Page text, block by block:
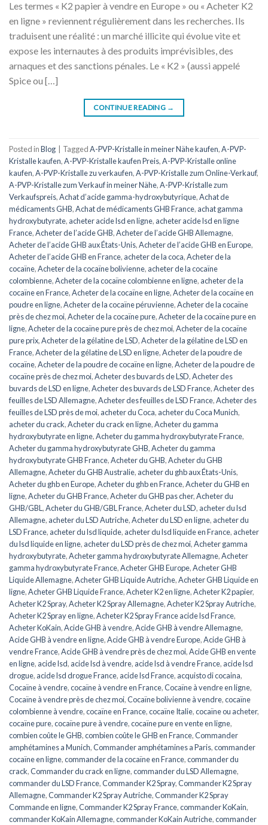
Les termes « K2 papier à vendre en Europe » ou « Acheter K2
en ligne » reviennent régulièrement dans les recherches. Ils
traduisent une réalité : un marché illicite qui évolue vite et
expose les internautes à des produits imprévisibles, des
arnaques et des sanctions pénales. Le « K2 » (aussi appelé
Spice ou […]
CONTINUE READING →
Posted inBlog | TaggedA-PVP-Kristalle in meiner Nähe kaufen,A-PVP-
Kristalle kaufen,A-PVP-Kristalle kaufen Preis,A-PVP-Kristalle online
kaufen,A-PVP-Kristalle zu verkaufen,A-PVP-Kristalle zum Online-Verkauf,
A-PVP-Kristalle zum Verkauf in meiner Nähe,A-PVP-Kristalle zum
Verkaufspreis,Achat d’acide gamma-hydroxybutyrique,Achat de
médicaments GHB,Achat de médicaments GHB France, achat gamma
hydroxybutyrate, acheter acide lsd en ligne, acheter acide lsd en ligne
France,Acheter de l’acide GHB,Acheter de l’acide GHB Allemagne,
Acheter de l’acide GHB aux États-Unis,Acheter de l’acide GHB en Europe,
Acheter de l’acide GHB en France, acheter de la coca,Acheter de la
cocaïne,Acheter de la cocaïne bolivienne, acheter de la cocaïne
colombienne,Acheter de la cocaïne colombienne en ligne, acheter de la
cocaïne en France,Acheter de la cocaïne en ligne,Acheter de la cocaïne en
poudre en ligne,Acheter de la cocaïne péruvienne,Acheter de la cocaïne
près de chez moi,Acheter de la cocaïne pure,Acheter de la cocaïne pure en
ligne,Acheter de la cocaïne pure près de chez moi,Acheter de la cocaïne
pure prix,Acheter de la gélatine de LSD,Acheter de la gélatine de LSD en
France,Acheter de la gélatine de LSD en ligne,Acheter de la poudre de
cocaïne,Acheter de la poudre de cocaïne en ligne,Acheter de la poudre de
cocaïne près de chez moi,Acheter des buvards de LSD,Acheter des
buvards de LSD en ligne,Acheter des buvards de LSD France,Acheter des
feuilles de LSD Allemagne,Acheter des feuilles de LSD France,Acheter des
feuilles de LSD près de moi, acheter du Coca, acheter du Coca Munich,
acheter du crack,Acheter du crack en ligne,Acheter du gamma
hydroxybutyrate en ligne,Acheter du gamma hydroxybutyrate France,
Acheter du gamma hydroxybutyrate GHB,Acheter du gamma
hydroxybutyrate GHB France,Acheter du GHB,Acheter du GHB
Allemagne,Acheter du GHB Australie, acheter du ghb aux États-Unis,
Acheter du ghb en Europe,Acheter du ghb en France,Acheter du GHB en
ligne,Acheter du GHB France,Acheter du GHB pas cher,Acheter du
GHB/GBL ,Acheter du GHB/GBL France,Acheter du LSD, acheter du lsd
Allemagne, acheter du LSD Autriche,Acheter du LSD en ligne, acheter du
LSD France, acheter du lsd liquide, acheter du lsd liquide en France, acheter
du lsd liquide en ligne, acheter du LSD près de chez moi,Acheter gamma
hydroxybutyrate,Acheter gamma hydroxybutyrate Allemagne,Acheter
gamma hydroxybutyrate France,Acheter GHB Europe,Acheter GHB
Liquide Allemagne,Acheter GHB Liquide Autriche,Acheter GHB Liquide en
ligne,Acheter GHB Liquide France,Acheter K2 en ligne,Acheter K2 papier,
Acheter K2 Spray,Acheter K2 Spray Allemagne,Acheter K2 Spray Autriche,
Acheter K2 Spray en ligne,Acheter K2 Spray France acide lsd France,
Acheter KoKain,Acide GHB à vendre,Acide GHB à vendre Allemagne,
Acide GHB à vendre en ligne,Acide GHB à vendre Europe,Acide GHB à
vendre France,Acide GHB à vendre près de chez moi,Acide GHB en vente
en ligne, acide lsd, acide lsd à vendre, acide lsd à vendre France, acide lsd
drogue, acide lsd drogue France, acide lsd France, acquisto di cocaina,
Cocaïne à vendre,cocaïne à vendre en France,Cocaïne à vendre en ligne,
Cocaïne à vendre près de chez moi,Cocaïne bolivienne à vendre,cocaïne
colombienne à vendre,cocaïne en France,cocaïne Italie,cocaïne ou acheter,
cocaïne pure,cocaïne pure à vendre,cocaïne pure en vente en ligne,
combien coûte le GHB,combien coûte le GHB en France,Commander
amphétamines a Munich,Commander amphétamines a Paris,commander
cocaïne en ligne,commander de la cocaïne en France,commander du
crack,Commander du crack en ligne,commander du LSD Allemagne,
commander du LSD France,Commander K2 Spray,Commander K2 Spray
Allemagne,Commander K2 Spray Autriche,Commander K2 Spray
Commande en ligne,Commander K2 Spray France,commander KoKain,
commander KoKain Allemagne,commander KoKain Autriche,commander